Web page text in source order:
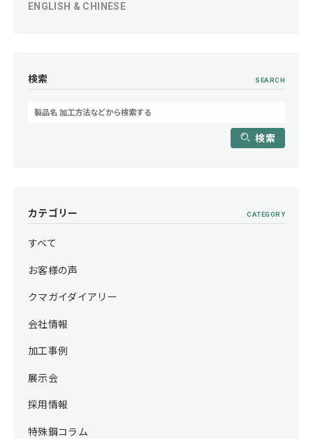
ENGLISH & CHINESE
検索 SEARCH
検索
カテゴリー CATEGORY
すべて
お客様の声
クマガイダイアリー
会社情報
加工事例
展示会
採用情報
特殊鋼コラム